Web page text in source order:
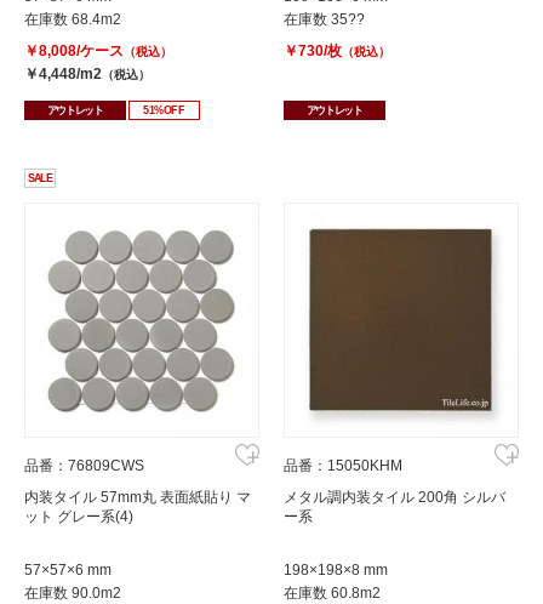
在庫数 68.4m2
￥8,008/ケース （税込）
￥4,448/m2 （税込）
アウトレット 51%OFF
在庫数 35??
￥730/枚 （税込）
アウトレット
SALE
品番：76809CWS
内装タイル 57mm丸 表面紙貼り マ
ット グレー系(4)
57×57×6 mm
在庫数 90.0m2
品番：15050KHM
メタル調内装タイル 200角 シルバ
ー系
198×198×8 mm
在庫数 60.8m2